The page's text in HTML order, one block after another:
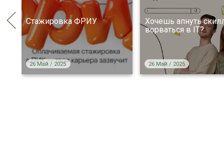
Стажировка ФРИУ
26 Май / 2025
Хочешь апнуть
ворваться в IT?
26 Май / 2025